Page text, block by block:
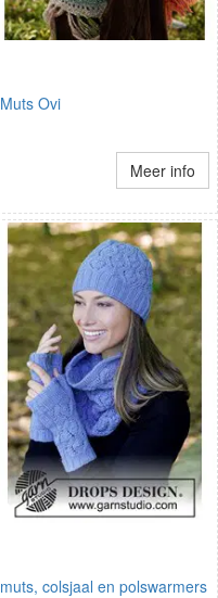
Muts Ovi
Meer info
muts, colsjaal en polswarmers